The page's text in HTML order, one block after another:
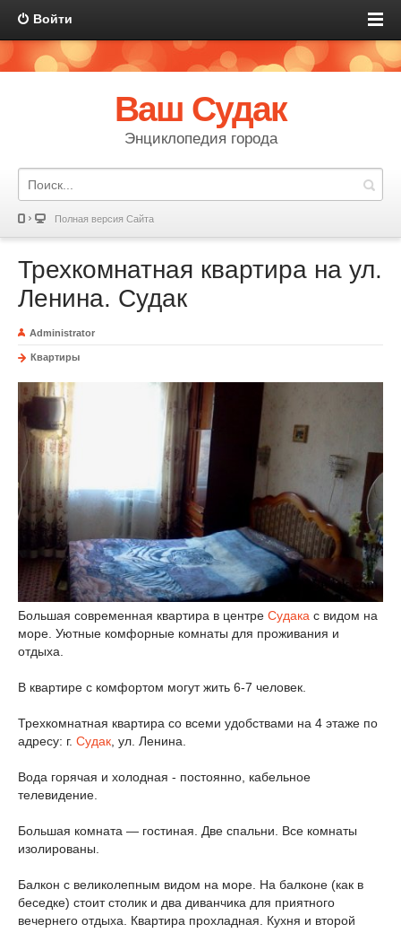
Войти
Ваш Судак
Энциклопедия города
Полная версия Сайта
Трехкомнатная квартира на ул.
Ленина. Судак
Administrator
Квартиры
Большая современная квартира в центре Судака с видом на
море. Уютные комфорные комнаты для проживания и
отдыха.
В квартире с комфортом могут жить 6-7 человек.
Трехкомнатная квартира со всеми удобствами на 4 этаже по
адресу: г. Судак , ул. Ленина.
Вода горячая и холодная - постоянно, кабельное
телевидение.
Большая комната — гостиная. Две спальни. Все комнаты
изолированы.
Балкон с великолепным видом на море. На балконе (как в
беседке) стоит столик и два диванчика для приятного
вечернего отдыха. Квартира прохладная. Кухня и второй